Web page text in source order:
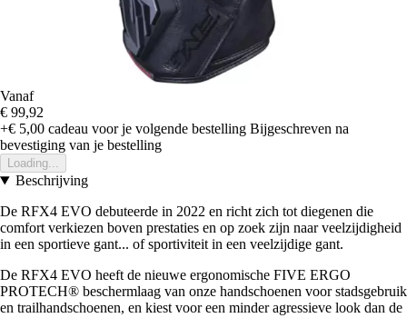
Vanaf
€ 99,92
+€ 5,00 cadeau voor je volgende bestelling Bijgeschreven na
bevestiging van je bestelling
Loading...
Beschrijving
De RFX4 EVO debuteerde in 2022 en richt zich tot diegenen die
comfort verkiezen boven prestaties en op zoek zijn naar veelzijdigheid
in een sportieve gant... of sportiviteit in een veelzijdige gant.
De RFX4 EVO heeft de nieuwe ergonomische FIVE ERGO
PROTECH® beschermlaag van onze handschoenen voor stadsgebruik
en trailhandschoenen, en kiest voor een minder agressieve look dan de